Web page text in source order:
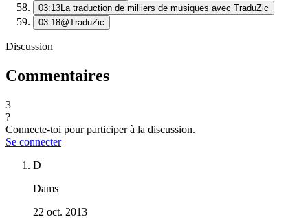
03:13La traduction de milliers de musiques avec TraduZic
03:18@TraduZic
Discussion
Commentaires
3
?
Connecte-toi pour participer à la discussion.
Se connecter
D
Dams
22 oct. 2013